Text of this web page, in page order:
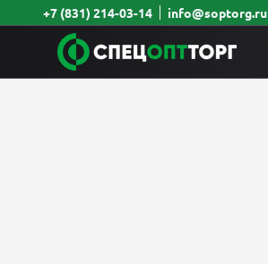
+7 (831) 214-03-14 info@soptorg.ru